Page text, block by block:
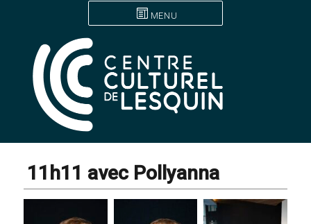
MENU
11h11 avec Pollyanna